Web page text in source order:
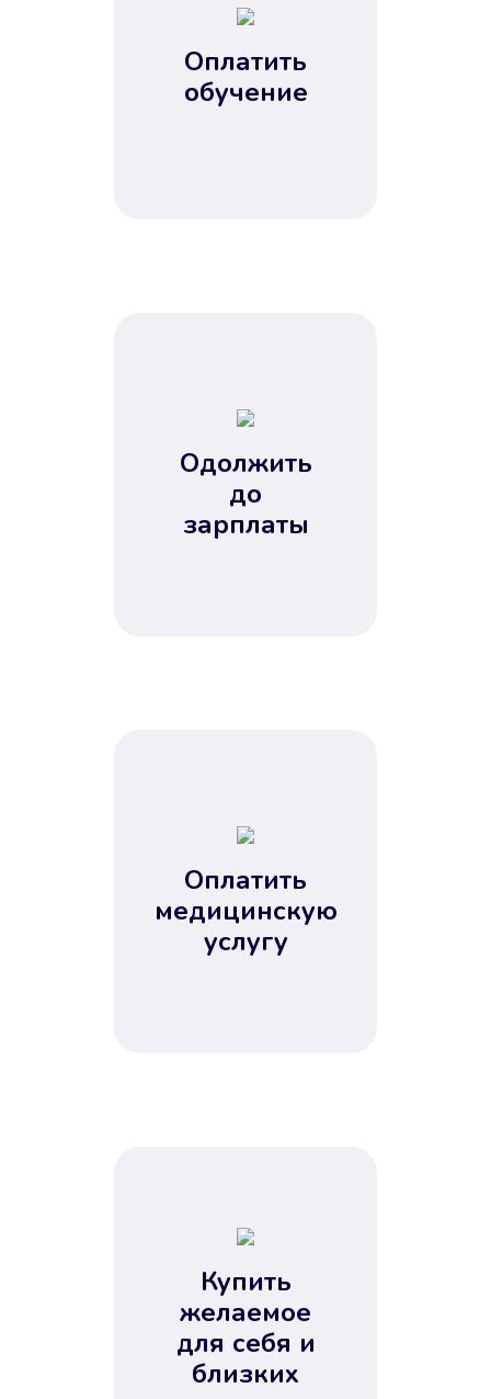
Оплатить
обучение
Одолжить
до
зарплаты
Оплатить
медицинскую
услугу
Купить
желаемое
для себя и
близких